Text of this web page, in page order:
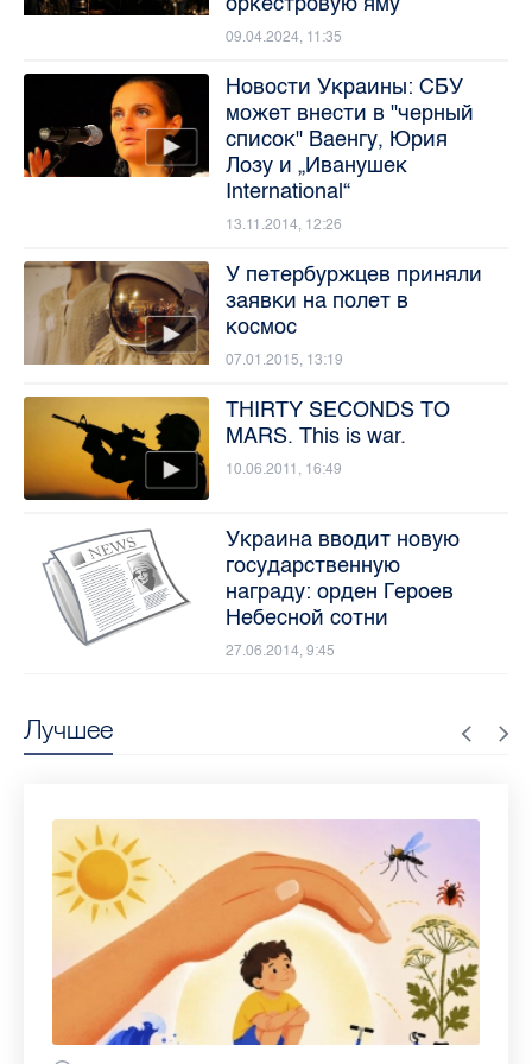
Лучшее
09.04.2024, 11:35
Новости Украины: СБУ
может внести в "черный
список" Ваенгу, Юрия
Лозу и „Иванушек
International“
13.11.2014, 12:26
У петербуржцев приняли
заявки на полет в
космос
07.01.2015, 13:19
THIRTY SECONDS TO
MARS. This is war.
10.06.2011, 16:49
Украина вводит новую
государственную
награду: орден Героев
Небесной сотни
27.06.2014, 9:45